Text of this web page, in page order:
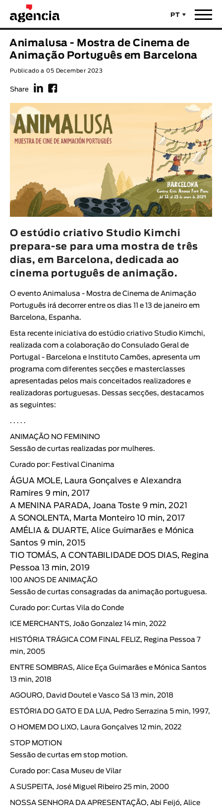
PT
Notícias
Realizadores
Últimas Selecções
Estatísticas
Sobre nós & Contactos
Curtas Vila do Conde Solar O Dia Mais Curto
Loja
Animar
TÍTULO ORIGINAL
TÍTULO PORTUGUÊS
REALIZADOR
Legenda disponível
ANO
DURAÇÃO
< / >
GÉNERO
Animação
Experimental
Documentário
Animalusa - Mostra de Cinema de
Animação Português em Barcelona
Publicado a 05 December 2023
Share f F
O estúdio criativo Studio Kimchi
prepara-se para uma mostra de três
dias, em Barcelona, dedicada ao
cinema português de animação.
O evento Animalusa - Mostra de Cinema de Animação
Português irá decorrer entre os dias 11 e 13 de janeiro em
Barcelona, Espanha.
Esta recente iniciativa do estúdio criativo Studio Kimchi,
realizada com a colaboração do Consulado Geral de
Portugal - Barcelona e Instituto Camões, apresenta um
programa com diferentes secções e masterclasses
apresentadas pelos mais conceitados realizadores e
realizadoras portuguesas. Dessas secções, destacamos
as seguintes:
. . . . .
ANIMAÇÃO NO FEMININO
Sessão de curtas realizadas por mulheres.
Curado por: Festival Cinanima
ÁGUA MOLE, Laura Gonçalves e Alexandra
Ramires 9 min, 2017
A MENINA PARADA, Joana Toste 9 min, 2021
A SONOLENTA, Marta Monteiro 10 min, 2017
AMÉLIA & DUARTE, Alice Guimarães e Mónica
Santos 9 min, 2015
TIO TOMÁS, A CONTABILIDADE DOS DIAS, Regina
Pessoa 13 min, 2019
100 ANOS DE ANIMAÇÃO
Sessão de curtas consagradas da animação portuguesa.
Curado por: Curtas Vila do Conde
ICE MERCHANTS, João Gonzalez 14 min, 2022
HISTÓRIA TRÁGICA COM FINAL FELIZ, Regina Pessoa 7
min, 2005
ENTRE SOMBRAS, Alice Eça Guimarães e Mónica Santos
13 min, 2018
AGOURO, David Doutel e Vasco Sá 13 min, 2018
ESTÓRIA DO GATO E DA LUA, Pedro Serrazina 5 min, 1997,
O HOMEM DO LIXO, Laura Gonçalves 12 min, 2022
STOP MOTION
Sessão de curtas em stop motion.
Curado por: Casa Museu de Vilar
A SUSPEITA, José Miguel Ribeiro 25 min, 2000
NOSSA SENHORA DA APRESENTAÇÃO, Abi Feijó, Alice